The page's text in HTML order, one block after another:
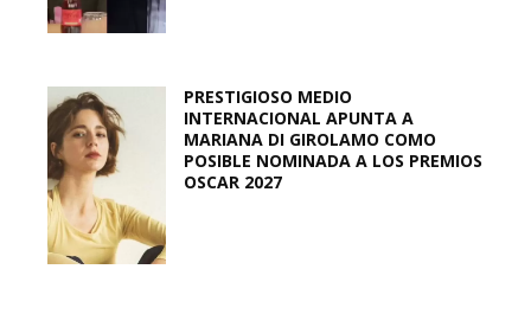
PRESTIGIOSO MEDIO
INTERNACIONAL APUNTA A
MARIANA DI GIROLAMO COMO
POSIBLE NOMINADA A LOS PREMIOS
OSCAR 2027